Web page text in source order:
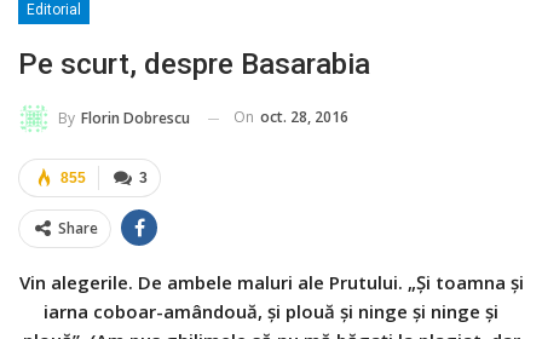
Editorial
Pe scurt, despre Basarabia
By Florin Dobrescu On oct. 28, 2016
3
855
Share
Vin alegerile. De ambele maluri ale Prutului. „Și toamna și
iarna coboar-amândouă, și plouă și ninge și ninge și